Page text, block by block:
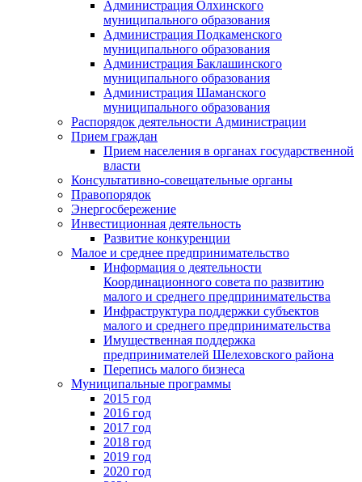
Администрация Олхинского
муниципального образования
Администрация Подкаменского
муниципального образования
Администрация Баклашинского
муниципального образования
Администрация Шаманского
муниципального образования
Распорядок деятельности Администрации
Прием граждан
Прием населения в органах государственной
власти
Консультативно-совещательные органы
Правопорядок
Энергосбережение
Инвестиционная деятельность
Развитие конкуренции
Малое и среднее предпринимательство
Информация о деятельности
Координационного совета по развитию
малого и среднего предпринимательства
Инфраструктура поддержки субъектов
малого и среднего предпринимательства
Имущественная поддержка
предпринимателей Шелеховского района
Перепись малого бизнеса
Муниципальные программы
2015 год
2016 год
2017 год
2018 год
2019 год
2020 год